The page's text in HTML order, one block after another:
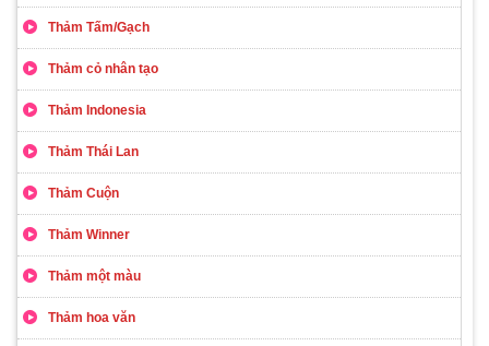
Thảm Tấm/Gạch
Thảm cỏ nhân tạo
Thảm Indonesia
Thảm Thái Lan
Thảm Cuộn
Thảm Winner
Thảm một màu
Thảm hoa văn